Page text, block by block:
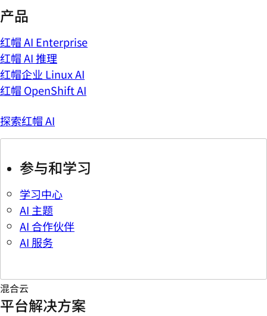
产品
红帽 AI Enterprise
红帽 AI 推理
红帽企业 Linux AI
红帽 OpenShift AI
探索红帽 AI
参与和学习
学习中心
AI 主题
AI 合作伙伴
AI 服务
混合云
平台解决方案